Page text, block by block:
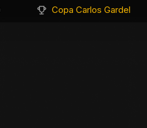
Copa Carlos Gardel